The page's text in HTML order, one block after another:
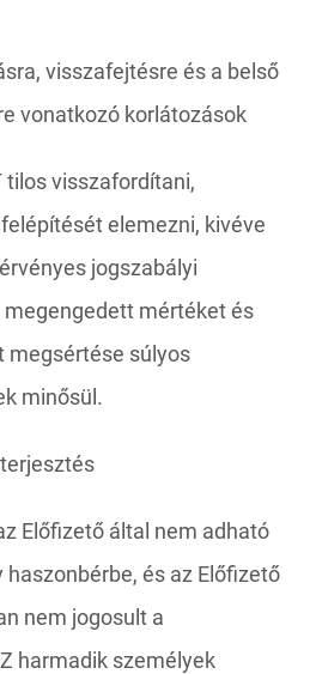
visszafejtésre és a belső
vonatkozó korlátozások
tilos visszafordítani,
elemezni, kivéve
jogszabályi
mértéket és
megsértése súlyos
minősül.
Előfizető által nem adható
haszonbérbe, és az Előfizető
nem jogosult a
harmadik személyek